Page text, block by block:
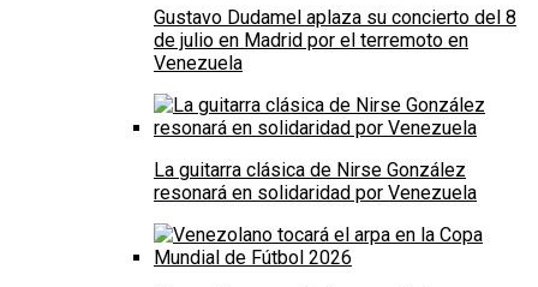
Gustavo Dudamel aplaza su concierto del 8
de julio en Madrid por el terremoto en
Venezuela
La guitarra clásica de Nirse González
resonará en solidaridad por Venezuela